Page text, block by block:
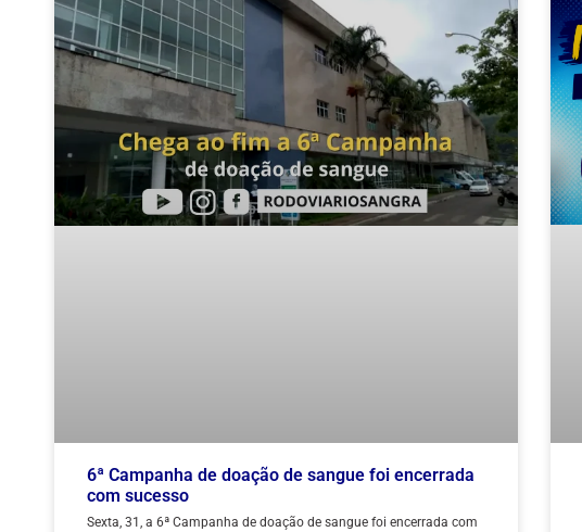
6ª Campanha de doação de sangue foi encerrada
com sucesso
Sexta, 31, a 6ª Campanha de doação de sangue foi encerrada com